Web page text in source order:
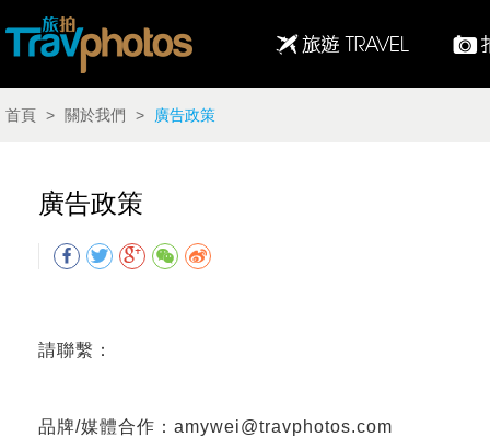
首頁 > 關於我們 > 廣告政策
廣告政策
請聯繫：
品牌/媒體合作：amywei@travphotos.com